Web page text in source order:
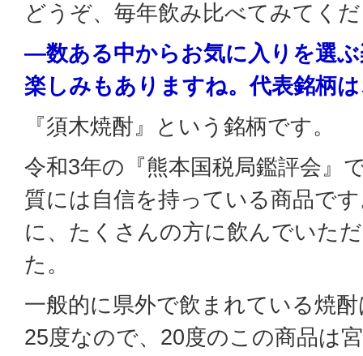
どうぞ、毎年飲み比べてみてく
―数ある中からお気に入りを選
楽しみもありますね。代表銘柄
『須木焼酎』という銘柄です。
令和3年の『熊本国税局鑑評会』
質には自信を持っている商品で
に、たくさんの方に飲んでいた
た。
一般的に県外で飲まれている焼
25度なので、20度のこの商品は